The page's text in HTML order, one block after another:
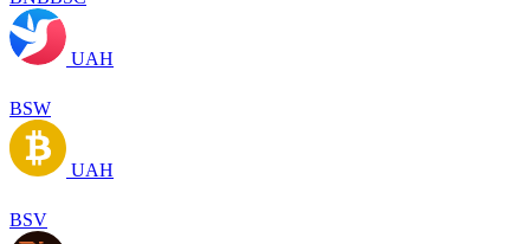
UAH
BSW
UAH
BSV